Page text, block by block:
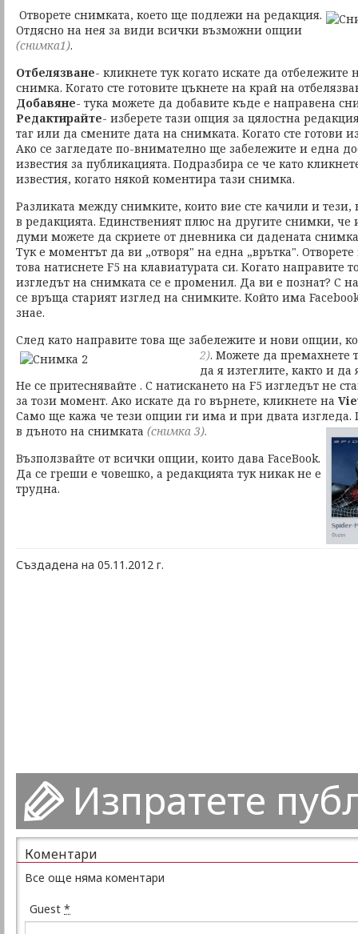
Отворете снимката, което ще подлежи на редакция.
Отдясно на нея за види всички възможни опции
(снимка1).
Отбелязване- кликнете тук когато искате да отбележите
снимка. Когато сте готовите цъкнете на край на
Добавяне- тука можете да добавите къде е направена
Редактирайте- изберете тази опция за цялостна
таг или да смените дата на снимката. Когато сте готови
Ако се загледате по-внимателно ще забележите и една
известия за публикацията. Подразбира се че като
известия, когато някой коментира тази снимка.
Разликата между снимките, които вие сте качили и тези,
в редакцията. Единственият плюс на другите снимки,
думи можете да скриете от дневника си дадената
Тук е моментът да ви „отворя" на една „врътка".
това натиснете F5 на клавиатурата си. Когато направите
изгледът на снимката се е променил. Да ви е познат? С
се връща старият изглед на снимките. Който има
знае.
След като направите това ще забележите и нови опции,
2). Можете да премахнете
да я изтеглите, както и
Не се притеснявайте . С натискането на F5 изгледът не
за този момент. Ако искате да го върнете, кликнете на
Само ще кажа че тези опции ги има и при двата
в дъното на снимката (снимка 3).
Възползвайте от всички опции, които дава FaceBook.
Да се греши е човешко, а редакцията тук никак не е
трудна.
Създадена на 05.11.2012 г.
Изпратете
Коментари
Все още няма коментари
Guest *